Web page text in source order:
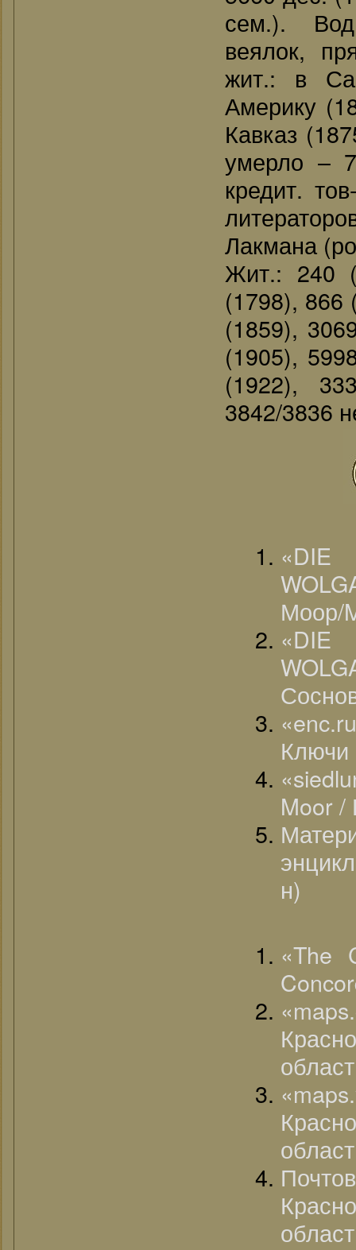
сем.).
веялок,
жит.: в
Америку
Кавказ
умерло –
кредит.
Лакмана
Жит.: 240
(1798), 866
(1859),
(1905),
(1922),
3842/3836
Моор/
Ключи
Moor /
н)
«The